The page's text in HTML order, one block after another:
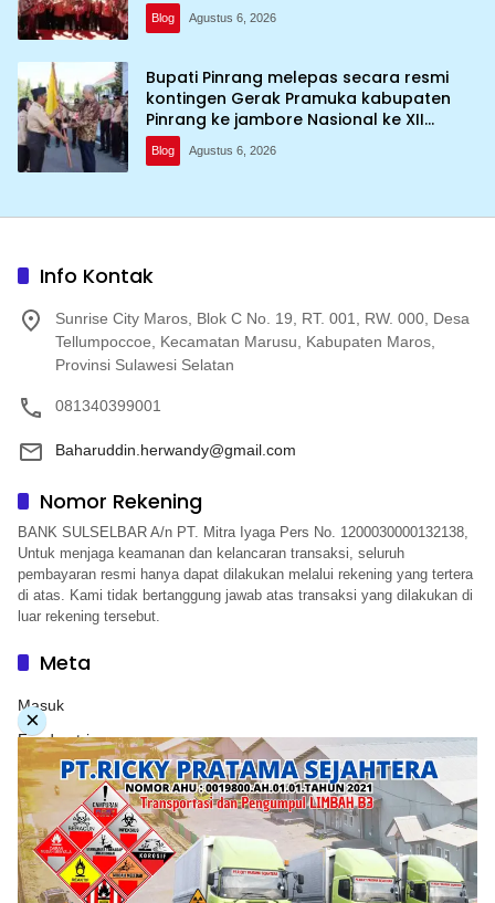
Blog Agustus 6, 2026
Bupati Pinrang melepas secara resmi
kontingen Gerak Pramuka kabupaten
Pinrang ke jambore Nasional ke XII
kebumi perkemahan Cibubur
Blog Agustus 6, 2026
Info Kontak
Sunrise City Maros, Blok C No. 19, RT. 001, RW. 000, Desa
Tellumpoccoe, Kecamatan Marusu, Kabupaten Maros,
Provinsi Sulawesi Selatan
081340399001
Baharuddin.herwandy@gmail.com
Nomor Rekening
BANK SULSELBAR A/n PT. Mitra Iyaga Pers No. 1200030000132138,
Untuk menjaga keamanan dan kelancaran transaksi, seluruh
pembayaran resmi hanya dapat dilakukan melalui rekening yang tertera
di atas. Kami tidak bertanggung jawab atas transaksi yang dilakukan di
luar rekening tersebut.
Meta
Masuk
Feed entri
Feed komentar
WordPress.org
×